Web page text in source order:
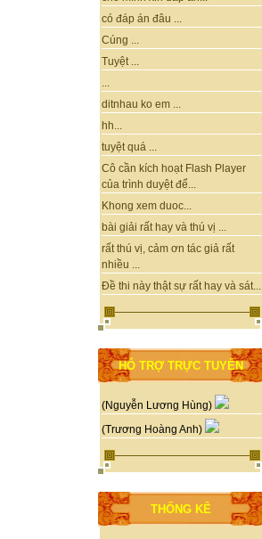
có đáp án đâu ...
Cúng ...
Tuyệt ...
...
ditnhau ko em ...
hh...
tuyệt quá ...
Cô cần kích hoạt Flash Player
của trình duyệt để...
Khong xem duoc...
bài giải rất hay và thú vị ...
rất thú vị, cảm ơn tác giả rất
nhiều ...
Đề thi này thật sự rất hay và sát...
HỖ TRỢ TRỰC TUYẾN
(Nguyễn Lương Hùng)
(Trương Hoàng Anh)
THỐNG KÊ